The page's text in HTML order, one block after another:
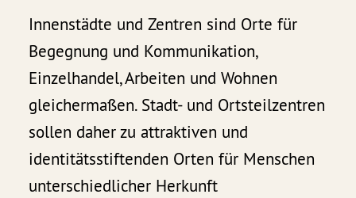
Innenstädte und Zentren sind Orte für
Begegnung und Kommunikation,
Einzelhandel, Arbeiten und Wohnen
gleichermaßen. Stadt- und Ortsteilzentren
sollen daher zu attraktiven und
identitätsstiftenden Orten für Menschen
unterschiedlicher Herkunft